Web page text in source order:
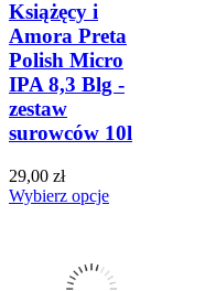
Książęcy i
Amora Preta
Polish Micro
IPA 8,3 Blg -
zestaw
surowców 10l
29,00 zł
Wybierz opcje